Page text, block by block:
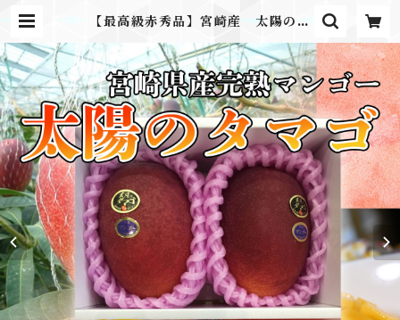
【最高級赤秀品】宮崎産 太陽のタ
プレゼント 贈り物 | ふるさとのか
ほり